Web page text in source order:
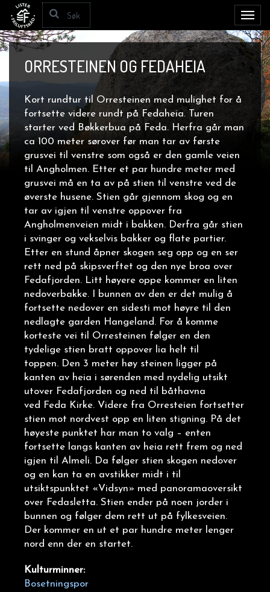
ORRESTEINEN OG FEDAHEIA
Kort rundtur til Orresteinen med mulighet for å
fortsette videre rundt på Fedaheia. Turen
starter ved Bøkkerbua på Feda. Herfra går man
ca 100 meter sørover før man tar av første
grusvei til venstre som også er den gamle veien
til Angholmen. Etter et par hundre meter med
grusvei må en ta av på stien til venstre ved de
øverste husene. Stien går gjennom skog og en
tar av igjen til venstre oppover fra
Angholmenveien midt i bakken. Derfra går stien
i svinger og vekselvis bakker og flate partier.
Etter en stund åpner skogen seg opp og en ser
rett ned på skipsverftet og den nye broa over
Fedafjorden. Litt høyere oppe kommer en liten
nedoverbakke. I bunnen av den er det mulig å
fortsette nedover en sidesti mot høyre til den
nedlagte garden Hangeland. For å komme
korteste vei til Orresteinen følger en den
tydelige stien bratt oppover lia helt til
toppen. Den 3 meter høy steinen ligger på
kanten av heia i sørenden med nydelig utsikt
utover Fedafjorden og ned til båthavna
ved Feda Kirke. Videre fra Orresteien fortsetter
stien mot nordvest opp en liten stigning. På det
høyeste punktet har man to valg – enten
fortsette langs kanten av heia rett frem og ned
igjen til Almeli. Da følger stien skogen nedover
og en kan ta en avstikker midt i til
utsiktspunktet «Vidsyn» med panoramaoversikt
over Fedasletta. Stien ender på noen jorder i
bunnen og følger dem rett ut på fylkesveien.
Der kommer en ut et par hundre meter lenger
nord enn der en startet.
Kulturminner:
Bosetningspor